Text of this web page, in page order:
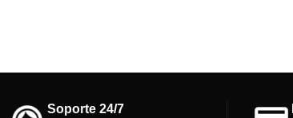
Soporte 24/7